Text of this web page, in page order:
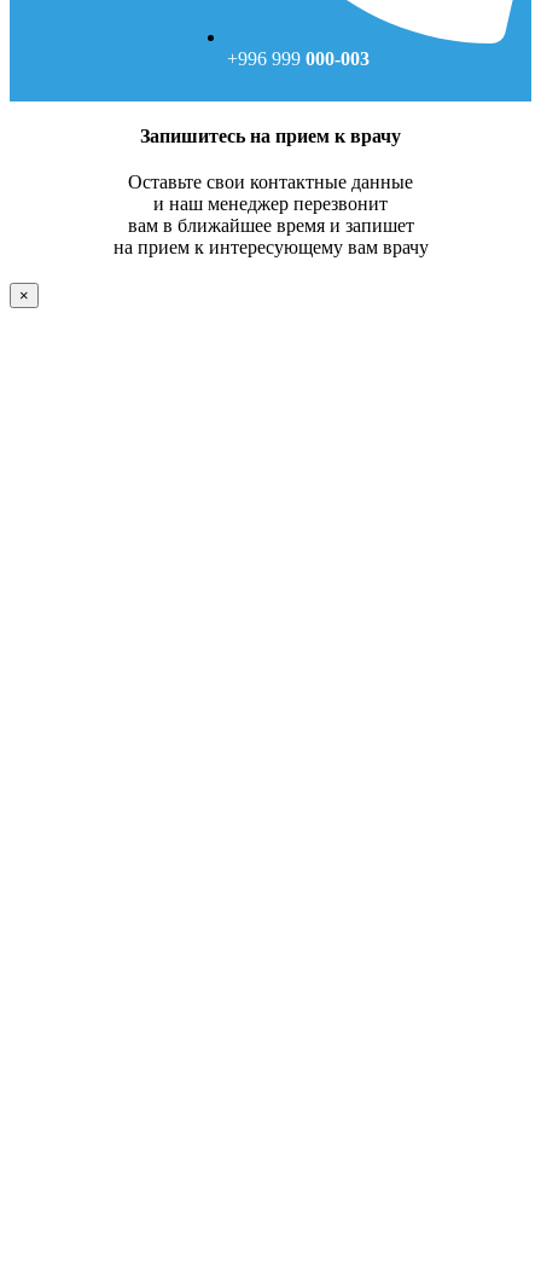
+996 999 000-003
Запишитесь на прием к врачу
Оставьте свои контактные данные
и наш менеджер перезвонит
вам в ближайшее время и запишет
на прием к интересующему вам врачу
×